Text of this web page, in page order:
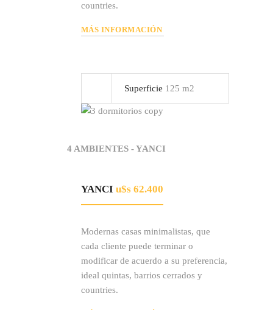
countries.
MÁS INFORMACIÓN
Superficie 125 m2
4 AMBIENTES - YANCI
YANCI u$s 62.400
Modernas casas minimalistas, que
cada cliente puede terminar o
modificar de acuerdo a su preferencia,
ideal quintas, barrios cerrados y
countries.